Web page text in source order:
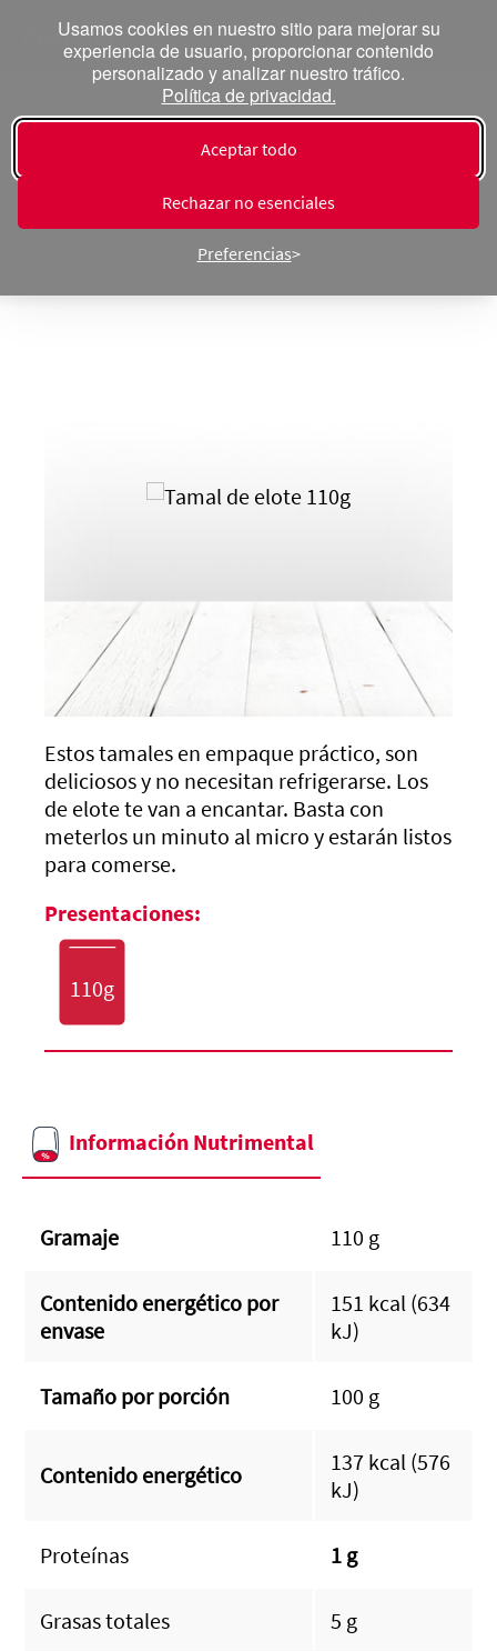
Usamos cookies en nuestro sitio para mejorar su
experiencia de usuario, proporcionar contenido
personalizado y analizar nuestro tráfico.
Política de privacidad.
Aceptar todo
Rechazar no esenciales
Preferencias
Estos tamales en empaque práctico, son
deliciosos y no necesitan refrigerarse. Los
de elote te van a encantar. Basta con
meterlos un minuto al micro y estarán listos
para comerse.
Presentaciones:
110g
Información Nutrimental
Gramaje 110 g
Contenido energético por
envase
151 kcal (634
kJ)
Tamaño por porción 100 g
Contenido energético
137 kcal (576
kJ)
Proteínas 1 g
Grasas totales 5 g